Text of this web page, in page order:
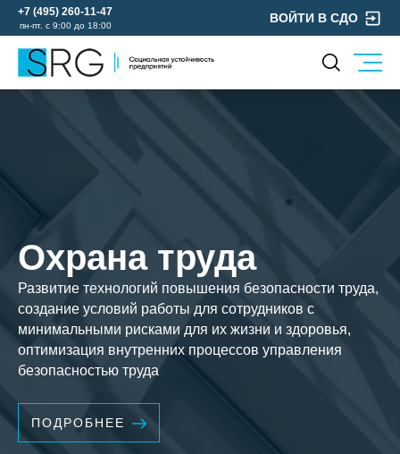
+7 (495) 260-11-47
пн-пт. с 9:00 до 18:00
ВОЙТИ В СДО
Отзывы
КОНТАКТЫ
МЕРОПРИЯТИЯ
БЛОГ
Карьера
УСЛУГИ
Охрана труда
Развитие технологий повышения безопасности труда,
создание условий работы для сотрудников с
минимальными рисками для их жизни и здоровья,
оптимизация внутренних процессов управления
безопасностью труда
ПОДРОБНЕЕ